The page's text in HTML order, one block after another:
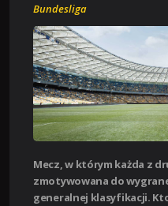
Bundesliga
Mecz, w którym każda z
zmotywowana do
generalnej klasyfikacji.